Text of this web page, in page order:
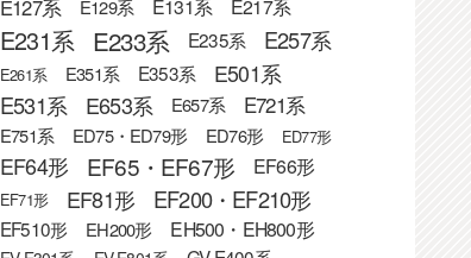
E127系 E129系 E131系 E217系
E231系 E233系 E235系 E257系
E261系 E351系 E353系 E501系
E531系 E653系 E657系 E721系
E751系 ED75・ED79形 ED76形 ED77形
EF64形 EF65・EF67形 EF66形
EF71形 EF81形 EF200・EF210形
EF510形 EH200形 EH500・EH800形